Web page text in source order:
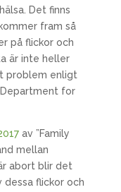
Det finns
fram så
på flickor och
är inte heller
problem enligt
for
av ”Family
mellan
abort blir det
flickor och